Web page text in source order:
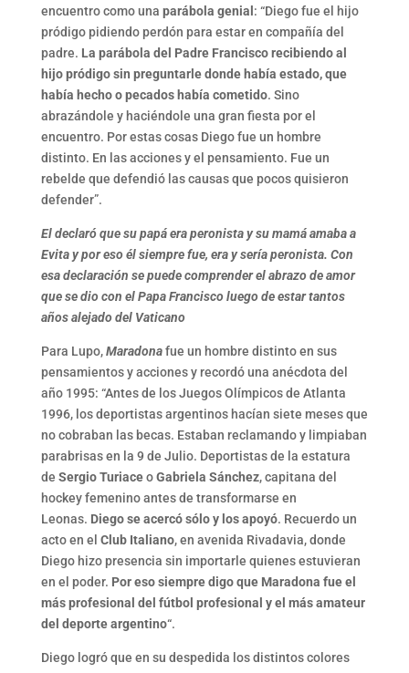
encuentro como una parábola genial : “Diego fue el hijo
pródigo pidiendo perdón para estar en compañía del
padre. La parábola del Padre Francisco recibiendo al
hijo pródigo sin preguntarle donde había estado, que
había hecho o pecados había cometido. Sino
abrazándole y haciéndole una gran fiesta por el
encuentro. Por estas cosas Diego fue un hombre
distinto. En las acciones y el pensamiento. Fue un
rebelde que defendió las causas que pocos quisieron
defender”.
El declaró que su papá era peronista y su mamá amaba a
Evita y por eso él siempre fue, era y sería peronista. Con
esa declaración se puede comprender el abrazo de amor
que se dio con el Papa Francisco luego de estar tantos
años alejado del Vaticano
Para Lupo,Maradonafue un hombre distinto en sus
pensamientos y acciones y recordó una anécdota del
año 1995: “Antes de los Juegos Olímpicos de Atlanta
1996, los deportistas argentinos hacían siete meses que
no cobraban las becas. Estaban reclamando y limpiaban
parabrisas en la 9 de Julio. Deportistas de la estatura
de Sergio TuriaceoGabriela Sánchez, capitana del
hockey femenino antes de transformarse en
Leonas. Diego se acercó sólo y los apoyó. Recuerdo un
acto en el Club Italiano, en avenida Rivadavia, donde
Diego hizo presencia sin importarle quienes estuvieran
en el poder. Por eso siempre digo que Maradona fue el
más profesional del fútbol profesional y el más amateur
del deporte argentino“.
Diego logró que en su despedida los distintos colores